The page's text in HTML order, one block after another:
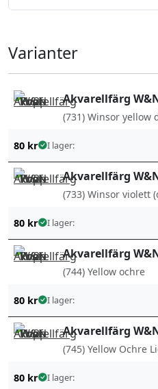
Varianter
Akvarellfärg
(731) Winsor yellow
80 kr I lager:
Akvarellfärg
(733) Winsor violett
80 kr I lager:
Akvarellfärg
(744) Yellow ochre
80 kr I lager:
Akvarellfärg
(745) Yellow Ochre
80 kr I lager: